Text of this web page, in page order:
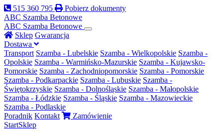
515 360 795
Pobierz dokumenty
ABC Szamba Betonowe
ABC Szamba Betonowe
Sklep Gwarancja
Dostawa
Transport Szamba - Lubelskie Szamba - Wielkopolskie Szamba -
Opolskie Szamba - Warmińsko-Mazurskie Szamba - Kujawsko-
Pomorskie Szamba - Zachodniopomorskie Szamba - Pomorskie
Szamba - Podkarpackie Szamba - Lubuskie Szamba -
Świętokrzyskie Szamba - Dolnośląskie Szamba - Małopolskie
Szamba - Łódzkie Szamba - Śląskie Szamba - Mazowieckie
Szamba - Podlaskie
Poradnik Kontakt
Zamówienie
StartSklep